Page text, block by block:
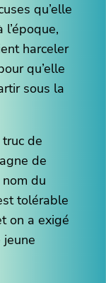
qu’elle
harceler
qu’elle
sous la
de
de
du
tolérable
on a exigé